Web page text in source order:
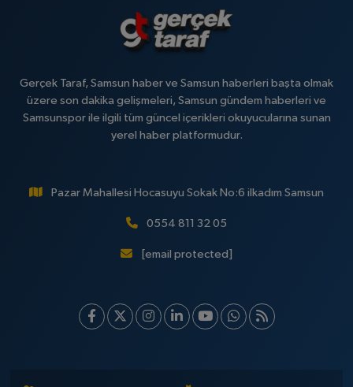
Gerçek Taraf, Samsun haber ve Samsun haberleri başta olmak
üzere son dakika gelişmeleri, Samsun gündem haberleri ve
Samsunspor ile ilgili tüm güncel içerikleri okuyucularına sunan
yerel haber platformudur.
Pazar Mahallesi Hocasuyu Sokak No:6 ilkadım Samsun
0554 811 32 05
[email protected]